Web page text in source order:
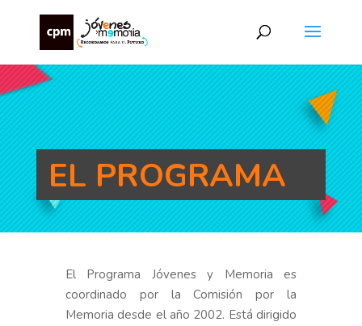
EL PROGRAMA
El Programa Jóvenes y Memoria es
coordinado por la Comisión por la
Memoria desde el año 2002. Está dirigido